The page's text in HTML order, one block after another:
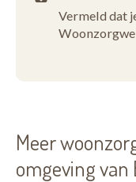
Vermeld dat
Meer
omgeving van